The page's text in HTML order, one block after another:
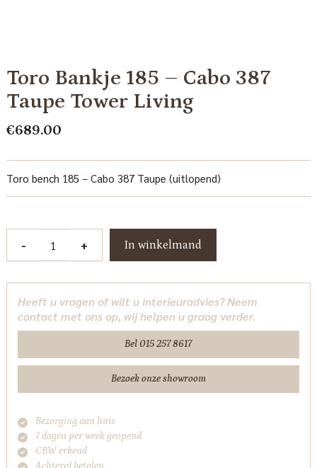
Toro Bankje 185 – Cabo 387
Taupe Tower Living
€689.00
Toro bench 185 – Cabo 387 Taupe (uitlopend)
-
Cabo
387
Tower
aantal
+ In winkelmand
Heeft u vragen of wilt u interieuradvies? Neem
contact met ons op, wij helpen u graag verder.
Bel 015 257 8617
Bezoek onze showroom
Bezorging aan huis
7 dagen per week geopend
CBW erkend